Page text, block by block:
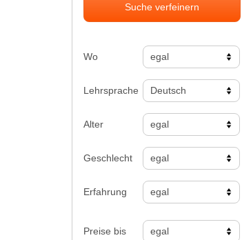
Suche verfeinern
Wo
Lehrsprache
Alter
Geschlecht
Erfahrung
Preise bis